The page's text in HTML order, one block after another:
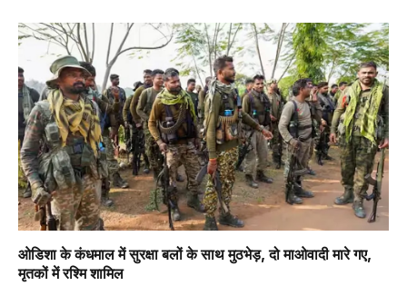
ओडिशा के कंधमाल में सुरक्षा बलों के साथ मुठभेड़, दो माओवादी मारे गए,
मृतकों में रश्मि शामिल